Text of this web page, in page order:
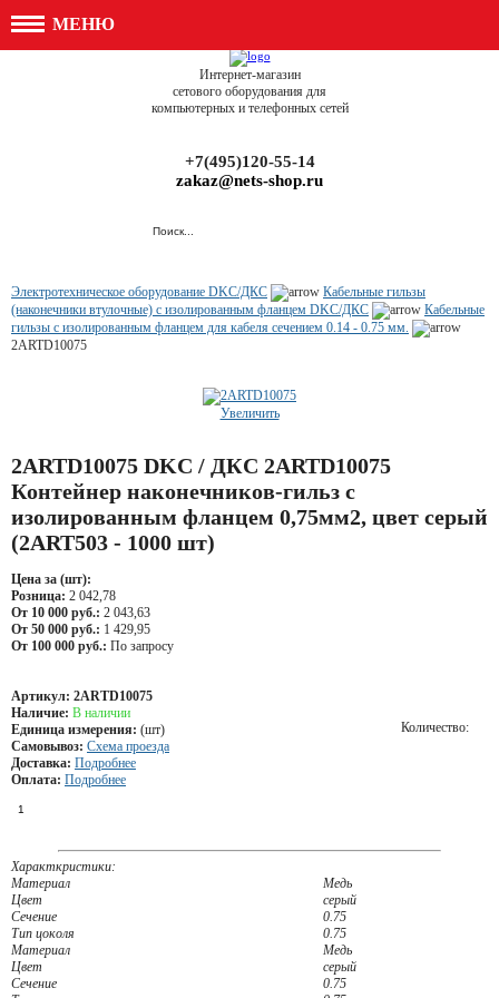
МЕНЮ
Интернет-магазин
сетового оборудования для
компьютерных и телефонных сетей
+7(495)120-55-14
zakaz@nets-shop.ru
Электротехническое оборудование DKC/ДКС
Кабельные гильзы
(наконечники втулочные) с изолированным фланцем DKC/ДКС
Кабельные
гильзы с изолированным фланцем для кабеля сечением 0.14 - 0.75 мм.
2ARTD10075
Увеличить
2ARTD10075 DKC / ДКС 2ARTD10075
Контейнер наконечников-гильз с
изолированным фланцем 0,75мм2, цвет серый
(2ART503 - 1000 шт)
Цена за (шт):
Розница: 2 042,78
От 10 000 руб.: 2 043,63
От 50 000 руб.: 1 429,95
От 100 000 руб.: По запросу
Артикул: 2ARTD10075
Наличие: В наличии
Единица измерения: (шт)
Самовывоз: Схема проезда
Доставка: Подробнее
Оплата: Подробнее
Количество:
Характкристики:
Материал
Медь
Цвет
серый
Сечение
0.75
Тип цоколя
0.75
Материал
Медь
Цвет
серый
Сечение
0.75